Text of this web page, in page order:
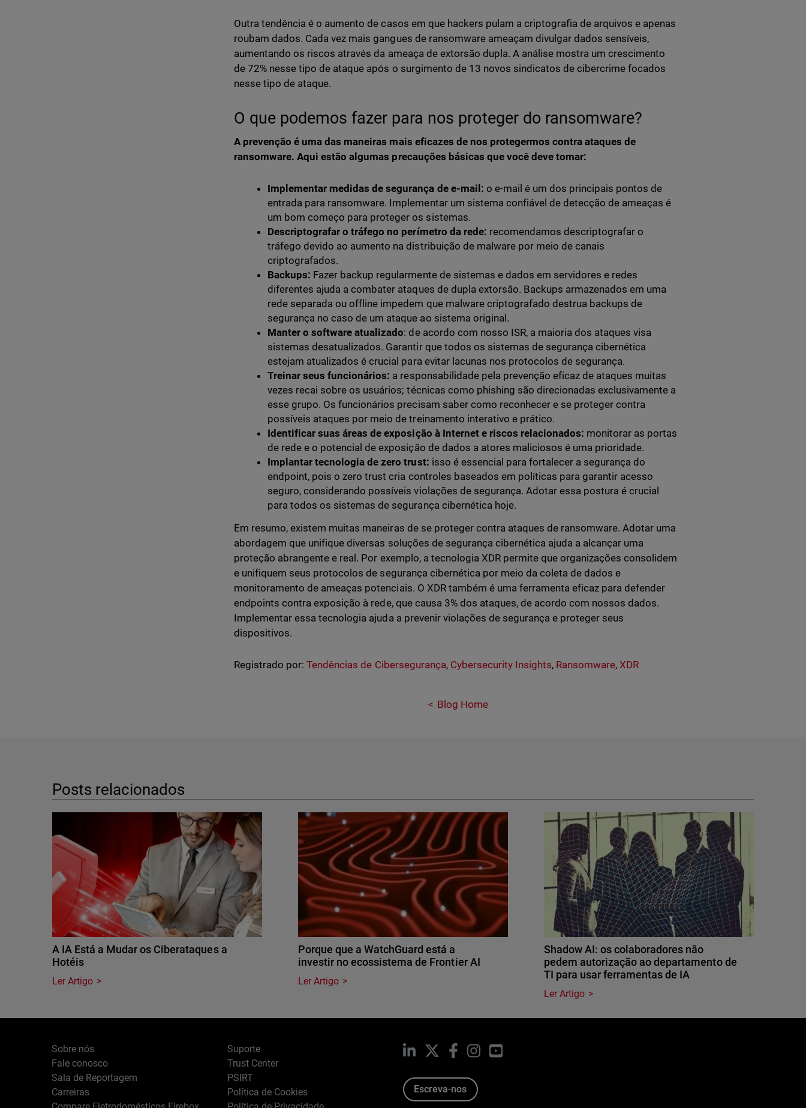
Outra tendência é o aumento de casos em que hackers pulam a criptografia de arquivos e apenas
roubam dados. Cada vez mais gangues de ransomware ameaçam divulgar dados sensíveis,
aumentando os riscos através da ameaça de extorsão dupla. A análise mostra um crescimento
de 72% nesse tipo de ataque após o surgimento de 13 novos sindicatos de cibercrime focados
nesse tipo de ataque.
O que podemos fazer para nos proteger do ransomware?
A prevenção é uma das maneiras mais eficazes de nos protegermos contra ataques de
ransomware. Aqui estão algumas precauções básicas que você deve tomar:
Implementar medidas de segurança de e-mail: o e-mail é um dos principais pontos de
entrada para ransomware. Implementar um sistema confiável de detecção de ameaças é
um bom começo para proteger os sistemas.
Descriptografar o tráfego no perímetro da rede: recomendamos descriptografar o
tráfego devido ao aumento na distribuição de malware por meio de canais
criptografados.
Backups: Fazer backup regularmente de sistemas e dados em servidores e redes
diferentes ajuda a combater ataques de dupla extorsão. Backups armazenados em uma
rede separada ou offline impedem que malware criptografado destrua backups de
segurança no caso de um ataque ao sistema original.
Manter o software atualizado: de acordo com nosso ISR, a maioria dos ataques visa
sistemas desatualizados. Garantir que todos os sistemas de segurança cibernética
estejam atualizados é crucial para evitar lacunas nos protocolos de segurança.
Treinar seus funcionários: a responsabilidade pela prevenção eficaz de ataques muitas
vezes recai sobre os usuários; técnicas como phishing são direcionadas exclusivamente a
esse grupo. Os funcionários precisam saber como reconhecer e se proteger contra
possíveis ataques por meio de treinamento interativo e prático.
Identificar suas áreas de exposição à Internet e riscos relacionados: monitorar as portas
de rede e o potencial de exposição de dados a atores maliciosos é uma prioridade.
Implantar tecnologia de zero trust: isso é essencial para fortalecer a segurança do
endpoint, pois o zero trust cria controles baseados em políticas para garantir acesso
seguro, considerando possíveis violações de segurança. Adotar essa postura é crucial
para todos os sistemas de segurança cibernética hoje.
Em resumo, existem muitas maneiras de se proteger contra ataques de ransomware. Adotar uma
abordagem que unifique diversas soluções de segurança cibernética ajuda a alcançar uma
proteção abrangente e real. Por exemplo, a tecnologia XDR permite que organizações consolidem
e unifiquem seus protocolos de segurança cibernética por meio da coleta de dados e
monitoramento de ameaças potenciais. O XDR também é uma ferramenta eficaz para defender
endpoints contra exposição à rede, que causa 3% dos ataques, de acordo com nossos dados.
Implementar essa tecnologia ajuda a prevenir violações de segurança e proteger seus
dispositivos.
Registrado por: Tendências de Cibersegurança, Cybersecurity Insights, Ransomware,XDR
Blog Home
Posts relacionados
A IA Está a Mudar os Ciberataques a
Hotéis
Ler Artigo
Porque que a WatchGuard está a
investir no ecossistema de Frontier AI
Ler Artigo
Shadow AI: os colaboradores não
pedem autorização ao departamento de
TI para usar ferramentas de IA
Ler Artigo
Sobre nós
Fale conosco
Sala de Reportagem
Carreiras
Suporte
Trust Center
PSIRT
Política de Cookies
LinkedIn Facebook
InstagramYouTube
Escreva-nos